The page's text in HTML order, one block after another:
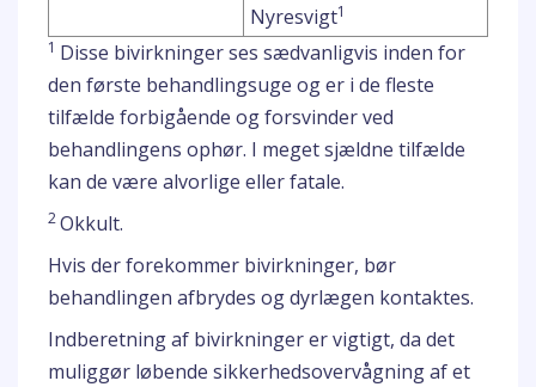
Nyresvigt1
1 Disse bivirkninger ses sædvanligvis inden for
den første behandlingsuge og er i de fleste
tilfælde forbigående og forsvinder ved
behandlingens ophør. I meget sjældne tilfælde
kan de være alvorlige eller fatale.
2Okkult.
Hvis der forekommer bivirkninger, bør
behandlingen afbrydes og dyrlægen kontaktes.
Indberetning af bivirkninger er vigtigt, da det
muliggør løbende sikkerhedsovervågning af et